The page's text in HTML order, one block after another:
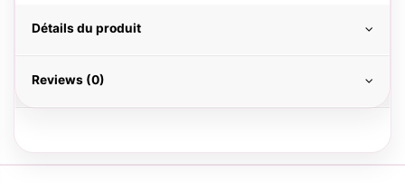
Détails du produit
Reviews (0)